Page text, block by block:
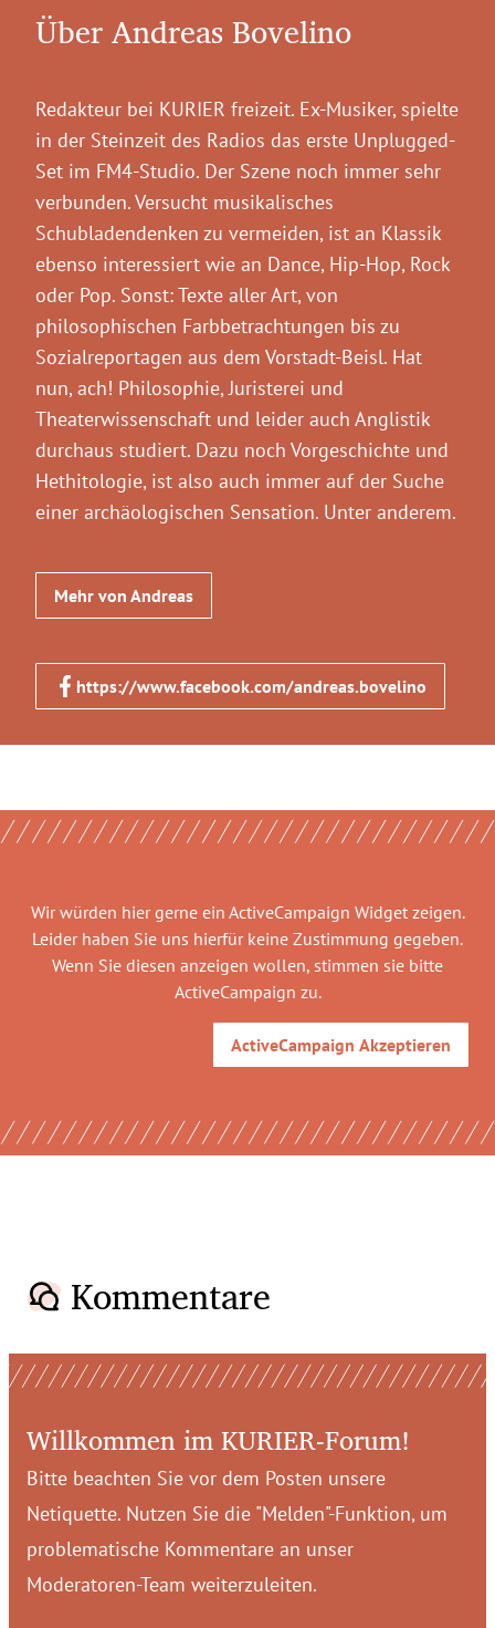
Über Andreas Bovelino
Redakteur bei KURIER freizeit. Ex-Musiker, spielte
in der Steinzeit des Radios das erste Unplugged-
Set im FM4-Studio. Der Szene noch immer sehr
verbunden. Versucht musikalisches
Schubladendenken zu vermeiden, ist an Klassik
ebenso interessiert wie an Dance, Hip-Hop, Rock
oder Pop. Sonst: Texte aller Art, von
philosophischen Farbbetrachtungen bis zu
Sozialreportagen aus dem Vorstadt-Beisl. Hat
nun, ach! Philosophie, Juristerei und
Theaterwissenschaft und leider auch Anglistik
durchaus studiert. Dazu noch Vorgeschichte und
Hethitologie, ist also auch immer auf der Suche
einer archäologischen Sensation. Unter anderem.
Mehr von Andreas
https://www.facebook.com/andreas.bovelino
Wir würden hier gerne ein ActiveCampaign Widgetzeigen.
Leider haben Sie uns hierfür keine Zustimmung gegeben.
Wenn Sie diesen anzeigen wollen, stimmen sie bitte
ActiveCampaign zu.
ActiveCampaign Akzeptieren
Kommentare